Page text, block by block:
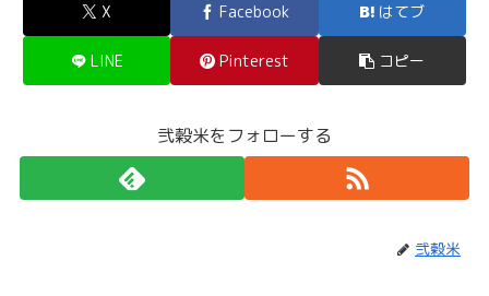
X Facebook はてブ
LINE Pinterest コピー
弐穀米をフォローする
弐穀米